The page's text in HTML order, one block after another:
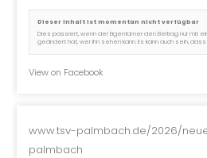
Dieser Inhalt ist momentan nicht verfügbar
Dies passiert, wenn der Eigentümer den Beitrag nur mit
geändert hat, wer ihn sehen kann. Es kann auch sein,
View on Facebook
www.tsv-palmbach.de/2026/
palmbach